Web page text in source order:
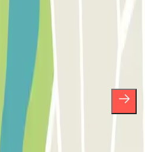
newsletter et
des concours et
notre politique de confidentialité
commerciales de Parclick. Sans
désinscrire quand vous le